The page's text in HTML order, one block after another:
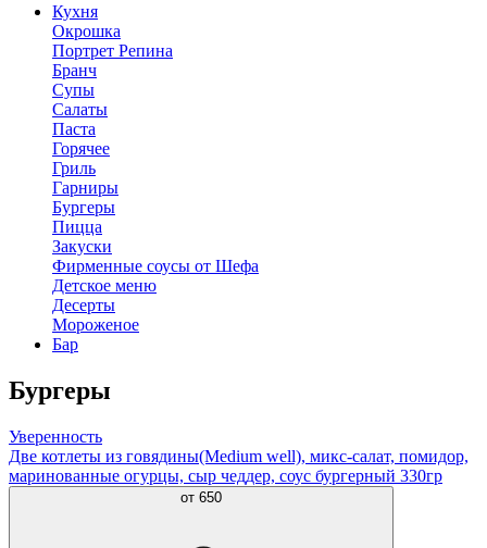
Кухня
Окрошка
Портрет Репина
Бранч
Супы
Салаты
Паста
Горячее
Гриль
Гарниры
Бургеры
Пицца
Закуски
Фирменные соусы от Шефа
Детское меню
Десерты
Мороженое
Бар
Бургеры
Уверенность
Две котлеты из говядины(Medium well), микс-салат, помидор,
маринованные огурцы, сыр чеддер, соус бургерный 330гр
от 650